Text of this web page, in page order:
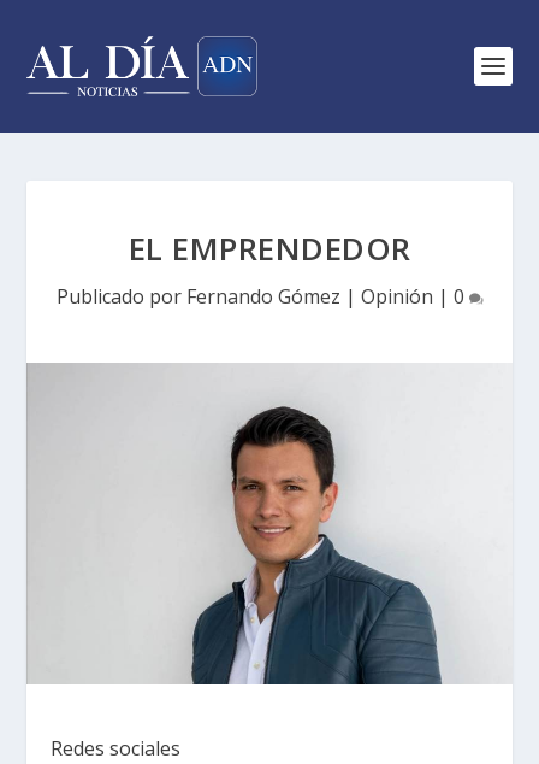
EL EMPRENDEDOR
Publicado por Fernando Gómez | Opinión | 0
Redes sociales